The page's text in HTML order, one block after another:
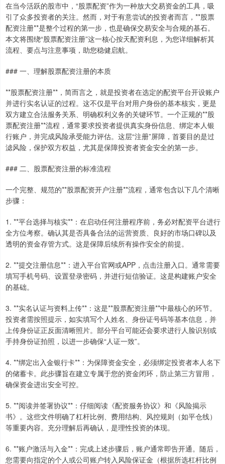
在当今活跃的股市中，“股票配资”作为一种放大交易资金的工具，吸
引了众多投资者的关注。然而，对于有意尝试的投资者而言，**股票
配资注册**是整个过程的第一步，也是确保交易安全与合规的基石。
本文将围绕“股票配资注册”这一核心按天配资利息，为您详细解析其
流程、要点与注意事项，助您稳健启航。
### 一、理解股票配资注册的本质
**股票配资注册**，简而言之，就是投资者在选定的配资平台开设账户
并进行实名认证的过程。这不仅是平台对用户身份的基本核实，更是
双方建立合法服务关系、明确权利义务的关键环节。一个正规的**股
票配资注册**流程，通常要求投资者提供真实身份信息、绑定本人银
行账户，并完成风险承受能力评估。这层“注册”屏障，首要目的是过
滤风险，保护双方权益，尤其是保障投资者资金安全的第一步。
### 二、股票配资注册的标准流程
一个完整、规范的**股票配资开户注册**流程，通常包含以下几个清晰
步骤：
1. **平台选择与核实**：在启动任何注册程序前，务必对配资平台进行
全方位考察。确认其是否具备合法的运营资质、良好的市场口碑以及
透明的资金存管方式。这是保障后续所有操作安全的前提。
2. **提交注册信息**：进入平台官网或APP，点击注册入口。通常需要
填写手机号码、设置登录密码，并进行短信验证。这是构建账户安全
的基础。
3. **实名认证与资料上传**：这是**股票配资注册**中最核心的环节。
投资者需按照提示，如实填写个人姓名、身份证号码等基本信息，并
上传身份证正反面清晰照片。部分平台可能还会要求进行人脸识别或
手持身份证拍照，以进一步确保“人证一致”。
4. **绑定出入金银行卡**：为保障资金安全，必须绑定投资者本人名下
的储蓄卡。此步骤旨在建立专属于您的资金闭环，防止第三方冒用，
确保资金进出安全可控。
5. **阅读并签署协议**：仔细阅读《配资服务协议》和《风险揭示
书》。这些文件明确了杠杆比例、费用结构、风控规则（如平仓线）
等重要内容。充分理解后再确认，是理性投资的体现。
6. **账户激活与入金**：完成上述步骤后，账户通常即告开通。随后，
您需要向指定的个人或公司账户转入风险保证金（根据所选杠杆比例